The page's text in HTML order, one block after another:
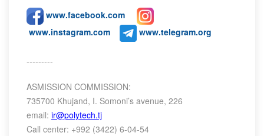
www.facebook.com
www.instagram.com
www.telegram.org
---------
ASMISSION COMMISSION:
735700 Khujand, I. Somoni’s avenue, 226
email: ir@polytech.tj
Call center: +992 (3422) 6-04-54